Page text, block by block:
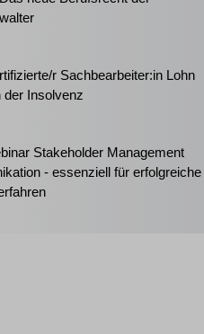
r Sachbearbeiter:in Lohn
der Insolvenz
Stakeholder Management
- essenziell für erfolgreiche